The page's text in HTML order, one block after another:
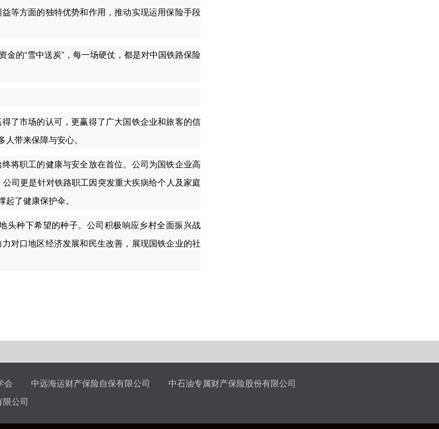
等方面的独特优势和作用，推动实现运用保险手段
的“雪中送炭”，每一场硬仗，都是对中国铁路保险
了市场的认可，更赢得了广大国铁企业和旅客的信
带来保障与安心。
职工的健康与安全放在首位。公司为国铁企业高
司更是针对铁路职工因突发重大疾病给个人及家庭
了健康保护伞。
种下希望的种子。公司积极响应乡村全面振兴战
对口地区经济发展和民生改善，展现国铁企业的社
会 中远海运财产保险自保有限公司
中石油专属财产保险股份有限公司
公司